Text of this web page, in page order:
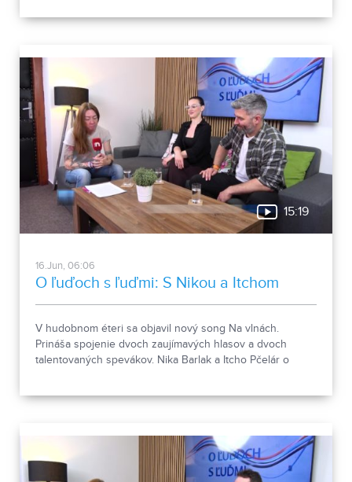
15:19
16.Jun, 06:06
O ľuďoch s ľuďmi: S Nikou a Itchom
V hudobnom éteri sa objavil nový song Na vlnách.
Prináša spojenie dvoch zaujímavých hlasov a dvoch
talentovaných spevákov. Nika Barlak a Itcho Pčelár o